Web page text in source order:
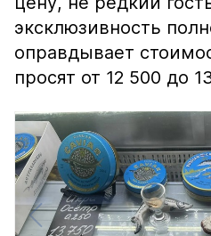
эксклюзивность
оправдывает
просят от 12 500 до